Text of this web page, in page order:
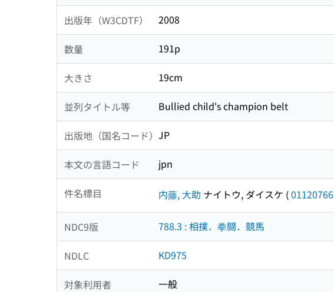
出版年（W3CDTF） 2008
数量 191p
大きさ 19cm
並列タイトル等 Bullied child's champion belt
出版地（国名コード） JP
本文の言語コード jpn
件名標目 内藤, 大助 ナイトウ, ダイスケ (01120766
NDC9版 788.3 : 相撲．拳闘．競馬
NDLC KD975
対象利用者 一般